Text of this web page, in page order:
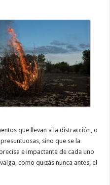
que llevan a la distracción, o
sino que se la
e impactante de cada uno
como quizás nunca antes, el